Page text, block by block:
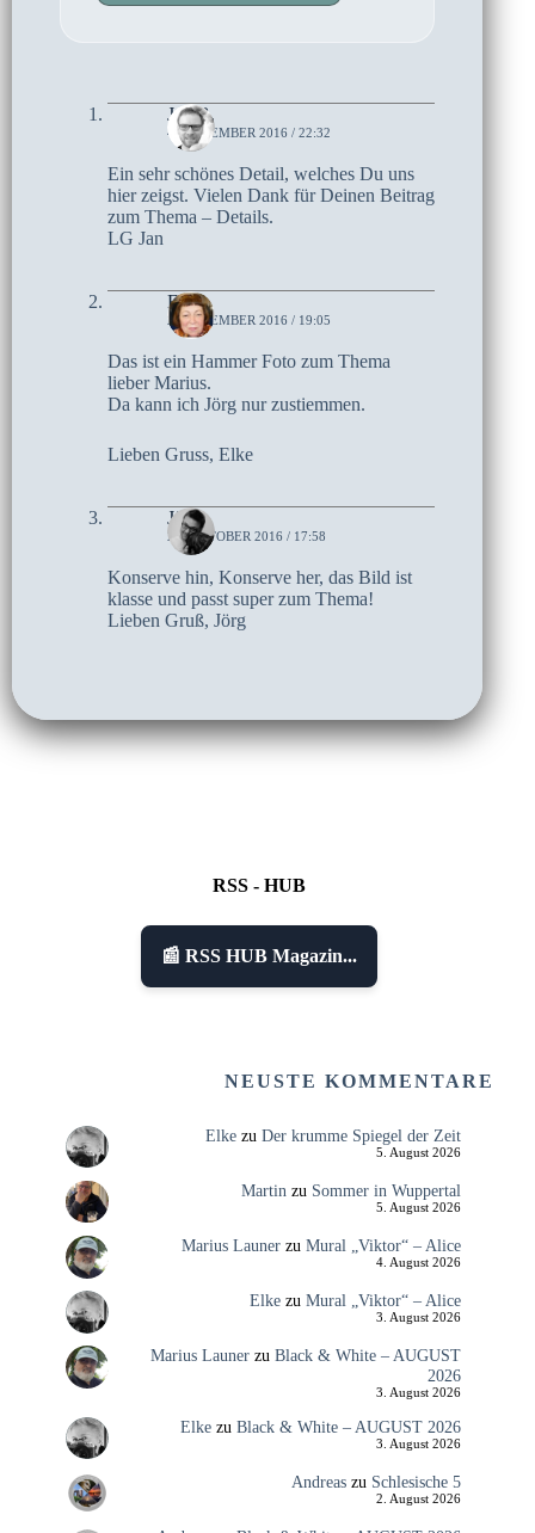
Jan B.
4. NOVEMBER 2016 / 22:32
Ein sehr schönes Detail, welches Du uns
hier zeigst. Vielen Dank für Deinen Beitrag
zum Thema – Details.
LG Jan
Elke
2. NOVEMBER 2016 / 19:05
Das ist ein Hammer Foto zum Thema
lieber Marius.
Da kann ich Jörg nur zustiemmen.
Lieben Gruss, Elke
Jörg
24. OKTOBER 2016 / 17:58
Konserve hin, Konserve her, das Bild ist
klasse und passt super zum Thema!
Lieben Gruß, Jörg
RSS - HUB
📰 RSS HUB Magazin...
NEUSTE KOMMENTARE
Elkezu Der krumme Spiegel der Zeit
5. August 2026
Martin zu Sommer in Wuppertal
5. August 2026
Marius Launerzu Mural „Viktor“ – Alice
4. August 2026
Elkezu Mural „Viktor“ – Alice
3. August 2026
Marius Launerzu Black & White – AUGUST
2026
3. August 2026
Elkezu Black & White – AUGUST 2026
3. August 2026
Andreaszu Schlesische 5
2. August 2026